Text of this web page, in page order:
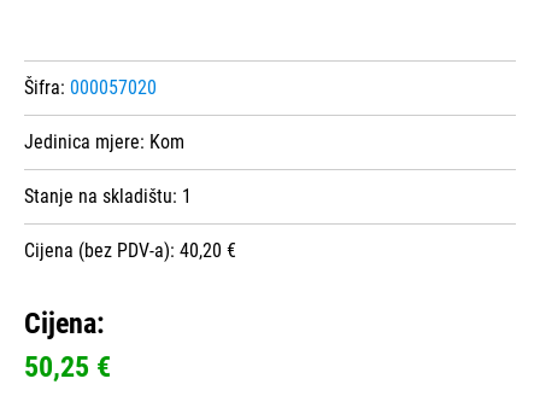
Šifra: 000057020
Jedinica mjere: Kom
Stanje na skladištu: 1
Cijena (bez PDV-a): 40,20 €
Cijena:
50,25 €